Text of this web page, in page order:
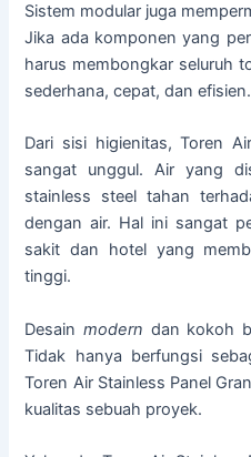
Sistem modular juga
Jika ada komponen yang
harus membongkar seluruh
sederhana, cepat, dan efisien.
Dari sisi higienitas, Toren
sangat unggul. Air yang
stainless steel tahan
dengan air. Hal ini sangat
sakit dan hotel yang
tinggi.
Desainmodern dan kokoh
Tidak hanya berfungsi
Toren Air Stainless Panel
kualitas sebuah proyek.